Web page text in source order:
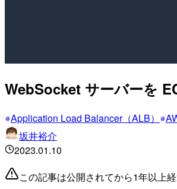
WebSocket サーバーを
Application Load Balancer（ALB）
坂井裕介
2023.01.10
この記事は公開されてから1年以上